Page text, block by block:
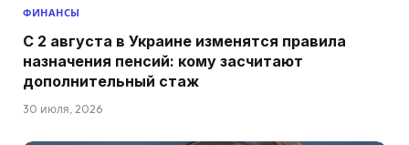
ФИНАНСЫ
С 2 августа в Украине изменятся правила
назначения пенсий: кому засчитают
дополнительный стаж
30 июля, 2026